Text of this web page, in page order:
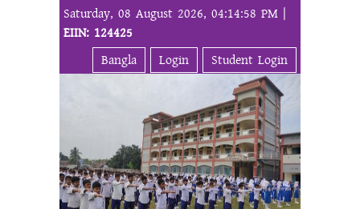
Saturday, 08 August 2026, 04:14:58 PM |
EIIN: 124425
Bangla
Login Student Login